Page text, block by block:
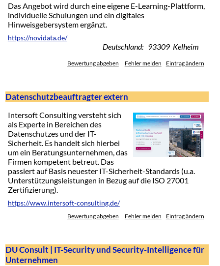
Das Angebot wird durch eine eigene E-Learning-Plattform,
individuelle Schulungen und ein digitales
Hinweisgebersystem ergänzt.
https://novidata.de/
Deutschland: 93309 Kelheim
Bewertung abgeben Fehler melden Eintrag ändern
Datenschutzbeauftragter extern
Intersoft Consulting versteht sich
als Experte in Bereichen des
Datenschutzes und der IT-
Sicherheit. Es handelt sich hierbei
um ein Beratungsunternehmen, das
Firmen kompetent betreut. Das
passiert auf Basis neuester IT-Sicherheit-Standards (u.a.
Unterstützungsleistungen in Bezug auf die ISO 27001
Zertifizierung).
https://www.intersoft-consulting.de/
Bewertung abgeben Fehler melden Eintrag ändern
DU Consult | IT-Security und Security-Intelligence für
Unternehmen